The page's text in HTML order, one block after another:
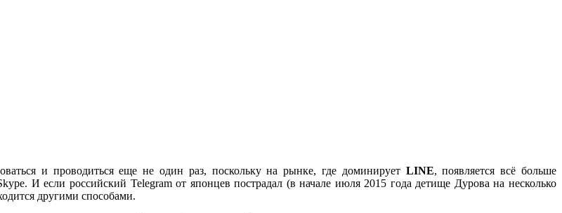
и проводиться еще не один раз, поскольку на рынке, где доминирует LINE, появляется всё больше
И если российский Telegram от японцев пострадал (в начале июля 2015 года детище Дурова на несколько
другими способами.